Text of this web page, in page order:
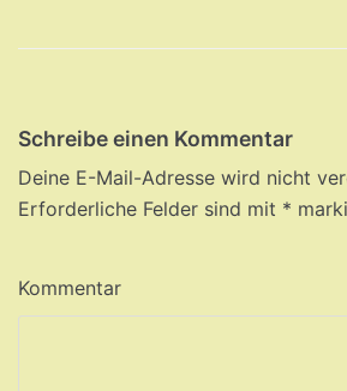
Schreibe einen Kommentar
Deine E-Mail-Adresse wird nicht
Erforderliche Felder sind mit *
Kommentar